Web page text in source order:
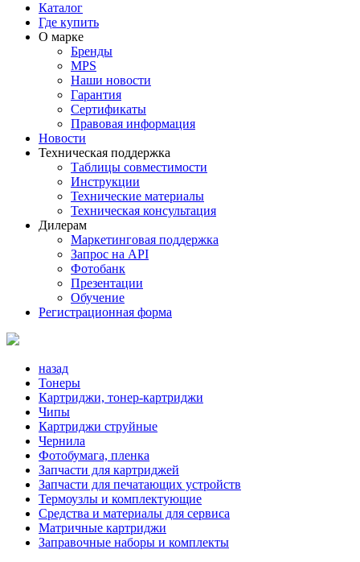
Каталог
Где купить
О марке
Бренды
MPS
Наши новости
Гарантия
Сертификаты
Правовая информация
Новости
Техническая поддержка
Таблицы совместимости
Инструкции
Технические материалы
Техническая консультация
Дилерам
Маркетинговая поддержка
Запрос на API
Фотобанк
Презентации
Обучение
Регистрационная форма
назад
Тонеры
Картриджи, тонер-картриджи
Чипы
Картриджи струйные
Чернила
Фотобумага, пленка
Запчасти для картриджей
Запчасти для печатающих устройств
Термоузлы и комплектующие
Средства и материалы для сервиса
Матричные картриджи
Заправочные наборы и комплекты